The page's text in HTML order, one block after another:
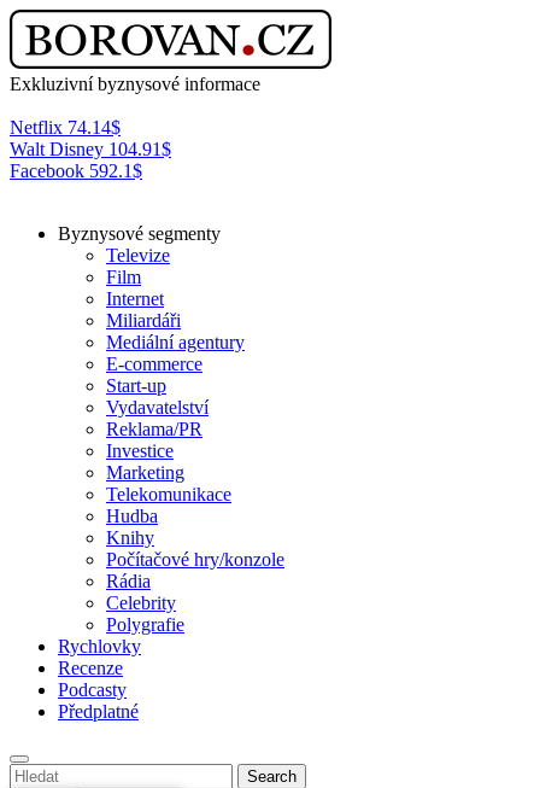
Exkluzivní byznysové informace
Netflix 74.14$
Walt Disney 104.91$
Facebook 592.1$
Byznysové segmenty
Televize
Film
Internet
Miliardáři
Mediální agentury
E-commerce
Start-up
Vydavatelství
Reklama/PR
Investice
Marketing
Telekomunikace
Hudba
Knihy
Počítačové hry/konzole
Rádia
Celebrity
Polygrafie
Rychlovky
Recenze
Podcasty
Předplatné